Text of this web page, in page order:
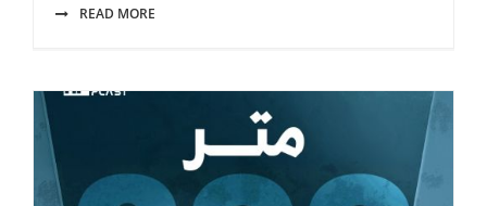
READ MORE